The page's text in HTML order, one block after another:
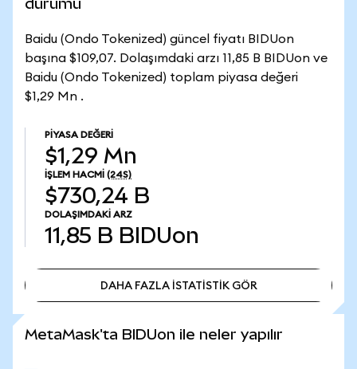
durumu
Baidu (Ondo Tokenized) güncel fiyatı BIDUon
başına $109,07. Dolaşımdaki arzı 11,85 B BIDUon ve
Baidu (Ondo Tokenized) toplam piyasa değeri
$1,29 Mn .
PIYASA DEĞERI
$1,29 Mn
İŞLEM HACMI (24S)
$730,24 B
DOLAŞIMDAKI ARZ
11,85 B BIDUon
DAHA FAZLA İSTATİSTİK GÖR
MetaMask'ta BIDUon ile neler yapılır